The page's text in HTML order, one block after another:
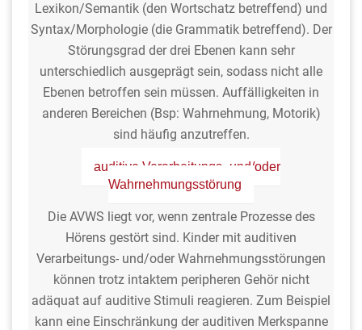
Lexikon/Semantik (den Wortschatz betreffend) und
Syntax/Morphologie (die Grammatik betreffend). Der
Störungsgrad der drei Ebenen kann sehr
unterschiedlich ausgeprägt sein, sodass nicht alle
Ebenen betroffen sein müssen. Auffälligkeiten in
anderen Bereichen (Bsp: Wahrnehmung, Motorik)
sind häufig anzutreffen.
auditive Verarbeitungs- und/oder
Wahrnehmungsstörung
Die AVWS liegt vor, wenn zentrale Prozesse des
Hörens gestört sind. Kinder mit auditiven
Verarbeitungs- und/oder Wahrnehmungsstörungen
können trotz intaktem peripheren Gehör nicht
adäquat auf auditive Stimuli reagieren. Zum Beispiel
kann eine Einschränkung der auditiven Merkspanne